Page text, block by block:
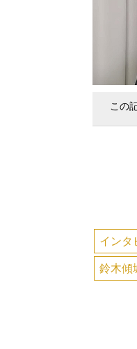
この
インタ
鈴木傾